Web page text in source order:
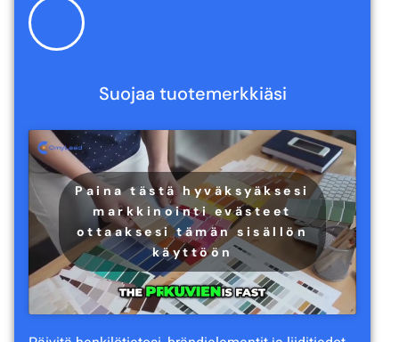
Suojaa tuotemerkkiäsi
Paina tästä hyväksyäksesi
markkinointi evästeet
ottaaksesi tämän sisällön
käyttöön